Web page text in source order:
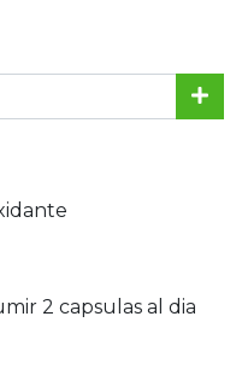
2 capsulas al dia